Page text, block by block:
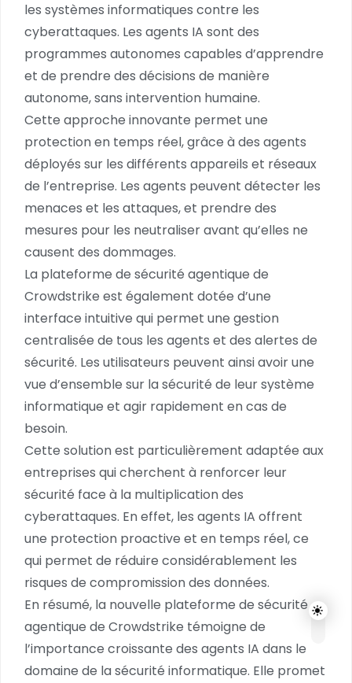
les systèmes informatiques contre les
cyberattaques. Les agents IA sont des
programmes autonomes capables d’apprendre
et de prendre des décisions de manière
autonome, sans intervention humaine.
Cette approche innovante permet une
protection en temps réel, grâce à des agents
déployés sur les différents appareils et réseaux
de l’entreprise. Les agents peuvent détecter les
menaces et les attaques, et prendre des
mesures pour les neutraliser avant qu’elles ne
causent des dommages.
La plateforme de sécurité agentique de
Crowdstrike est également dotée d’une
interface intuitive qui permet une gestion
centralisée de tous les agents et des alertes de
sécurité. Les utilisateurs peuvent ainsi avoir une
vue d’ensemble sur la sécurité de leur système
informatique et agir rapidement en cas de
besoin.
Cette solution est particulièrement adaptée aux
entreprises qui cherchent à renforcer leur
sécurité face à la multiplication des
cyberattaques. En effet, les agents IA offrent
une protection proactive et en temps réel, ce
qui permet de réduire considérablement les
risques de compromission des données.
En résumé, la nouvelle plateforme de sécurité
agentique de Crowdstrike témoigne de
l’importance croissante des agents IA dans le
domaine de la sécurité informatique. Elle promet